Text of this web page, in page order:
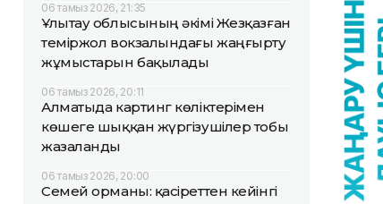
06 тамыз 2026, 21:35
Ұлытау облысының әкімі Жезқазған
теміржол вокзалындағы жаңғырту
жұмыстарын бақылады
06 тамыз 2026, 20:11
Алматыда картинг көліктерімен
көшеге шыққан жүргізушілер тобы
жазаланды
06 тамыз 2026, 20:00
Семей орманы: қасіреттен кейінгі